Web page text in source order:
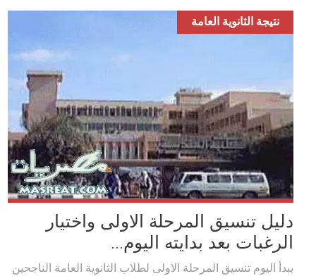
نتيجة الثانوية العامة
دليل تنسيق المرحلة الاولى واختيار
الرغبات بعد بدايته اليوم...
يبدأ اليوم تنسيق المرحلة الاولى لطلاب الثانوية العامة الناجحين